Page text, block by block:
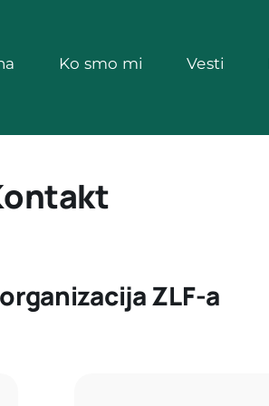
Ko smo mi Vesti
ZLF-a